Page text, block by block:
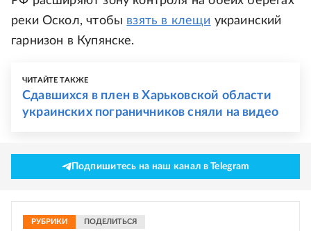
реки Оскол, чтобы взять в клещи украинский
гарнизон в Купянске.
ЧИТАЙТЕ ТАКЖЕ
Сдавшихся в плен в Харьковской области
украинских пограничников сняли на видео
Подпишитесь на наш канал в Telegram
РУБРИКИ ПОДЕЛИТЬСЯ